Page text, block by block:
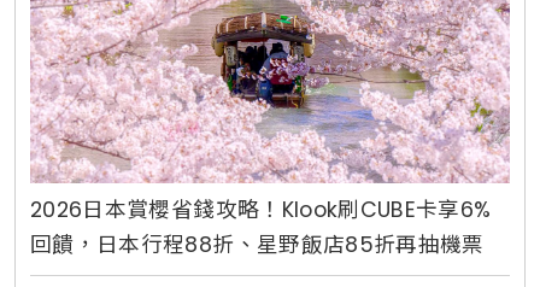
2026日本賞櫻省錢攻略！Klook刷CUBE卡享6%
回饋，日本行程88折、星野飯店85折再抽機票